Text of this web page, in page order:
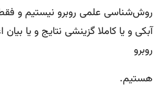
روش‌شناسی علمی روبرو نیستیم و فقط
آبکی و یا کاملا گزینشی نتایج و یا بیان
روبرو
هستیم.